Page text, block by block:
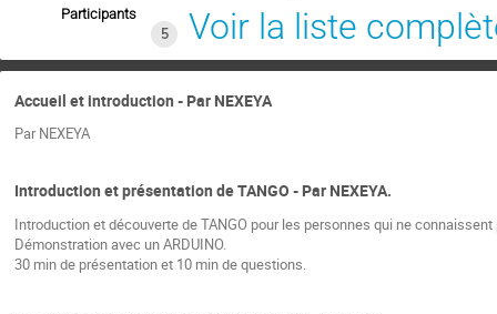
Participants
5
Voir la liste
Accueil et introduction - Par NEXEYA
Par NEXEYA
Introduction et présentation de TANGO - Par NEXEYA.
Introduction et découverte de TANGO pour les personnes qui ne connaissent
Démonstration avec un ARDUINO.
30 min de présentation et 10 min de questions.